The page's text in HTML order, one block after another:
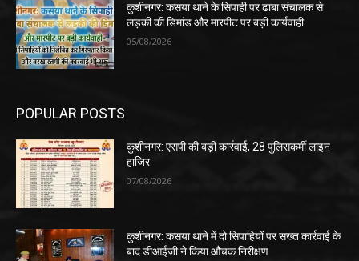
कुशीनगर: कसया थाने के सिपाही पर ढाबा संचालक से
लड़की की डिमांड और मारपीट पर बड़ी कार्यवाही
05/08/2026
POPULAR POSTS
कुशीनगर: एसपी की बड़ी कार्रवाई, 28 पुलिसकर्मी लाइन
हाजिर
07/08/2026
कुशीनगर: कसया थाने में दो सिपाहियों पर सख्त कार्रवाई के
बाद डीआईजी ने किया औचक निरीक्षण